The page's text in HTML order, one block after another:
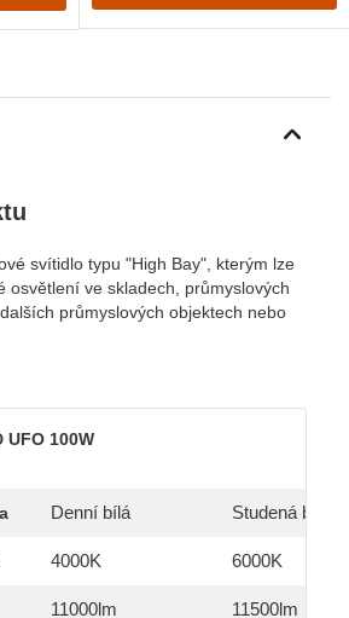
svítidlo typu "High Bay", kterým lze
osvětlení ve skladech, průmyslových
průmyslových objektech nebo
UFO 100W
Denní bílá Studená bílá
4000K 6000K
11000lm 11500lm